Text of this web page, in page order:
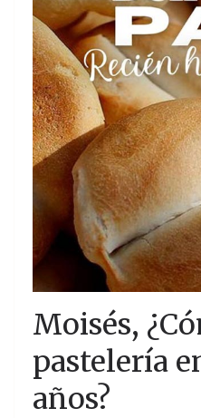
Moisés,
pastelería
años?